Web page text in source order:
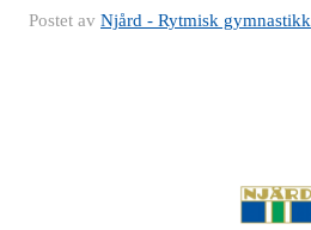
Postet av Njård - Rytmisk gymnastikk